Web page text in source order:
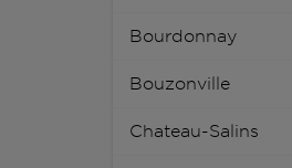
Bourdonnay
Bouzonville
Chateau-Salins